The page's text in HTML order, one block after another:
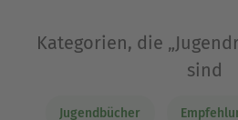
Kategorien, die
sind
Jugendbücher